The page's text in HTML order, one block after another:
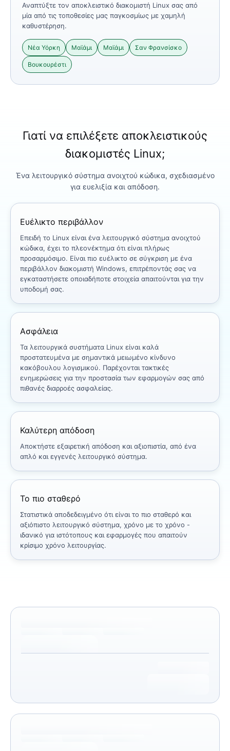
Αναπτύξτε τον αποκλειστικό διακομιστή Linux σας από
μία από τις τοποθεσίες μας παγκοσμίως με χαμηλή
καθυστέρηση.
Νέα Υόρκη Μαϊάμι Μαϊάμι Σαν Φρανσίσκο
Βουκουρέστι
Γιατί να επιλέξετε αποκλειστικούς
διακομιστές Linux;
Ένα λειτουργικό σύστημα ανοιχτού κώδικα, σχεδιασμένο
για ευελιξία και απόδοση.
Ευέλικτο περιβάλλον
Επειδή το Linux είναι ένα λειτουργικό σύστημα ανοιχτού
κώδικα, έχει το πλεονέκτημα ότι είναι πλήρως
προσαρμόσιμο. Είναι πιο ευέλικτο σε σύγκριση με ένα
περιβάλλον διακομιστή Windows, επιτρέποντάς σας να
εγκαταστήσετε οποιαδήποτε στοιχεία απαιτούνται για την
υποδομή σας.
Ασφάλεια
Τα λειτουργικά συστήματα Linux είναι καλά
προστατευμένα με σημαντικά μειωμένο κίνδυνο
κακόβουλου λογισμικού. Παρέχονται τακτικές
ενημερώσεις για την προστασία των εφαρμογών σας από
πιθανές διαρροές ασφαλείας.
Καλύτερη απόδοση
Αποκτήστε εξαιρετική απόδοση και αξιοπιστία, από ένα
απλό και εγγενές λειτουργικό σύστημα.
Το πιο σταθερό
Στατιστικά αποδεδειγμένο ότι είναι το πιο σταθερό και
αξιόπιστο λειτουργικό σύστημα, χρόνο με το χρόνο -
ιδανικό για ιστότοπους και εφαρμογές που απαιτούν
κρίσιμο χρόνο λειτουργίας.